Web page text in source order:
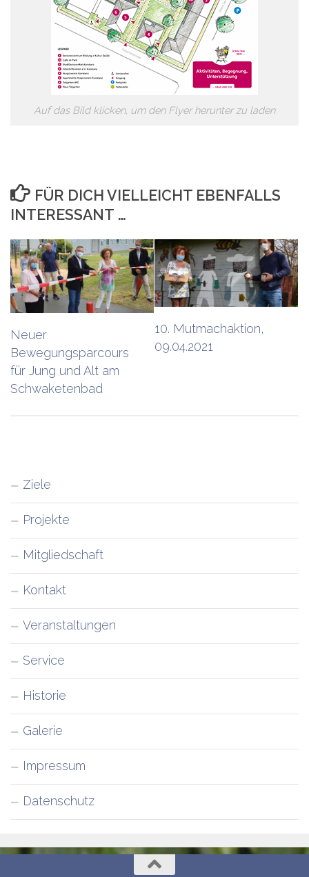
Auf das Bild klicken, um den Flyer herunter zu laden
FÜR DICH VIELLEICHT EBENFALLS
INTERESSANT …
Neuer
Bewegungsparcours
für Jung und Alt am
Schwaketenbad
10. Mutmachaktion,
09.04.2021
Ziele
Projekte
Mitgliedschaft
Kontakt
Veranstaltungen
Service
Historie
Galerie
Impressum
Datenschutz